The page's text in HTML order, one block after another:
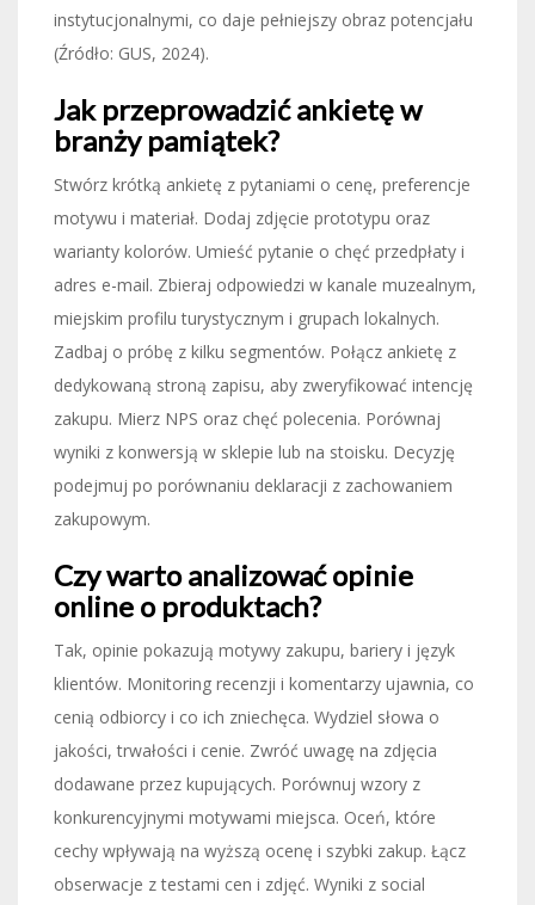
instytucjonalnymi, co daje pełniejszy obraz potencjału
(Źródło: GUS, 2024).
Jak przeprowadzić ankietę w
branży pamiątek?
Stwórz krótką ankietę z pytaniami o cenę, preferencje
motywu i materiał. Dodaj zdjęcie prototypu oraz
warianty kolorów. Umieść pytanie o chęć przedpłaty i
adres e-mail. Zbieraj odpowiedzi w kanale muzealnym,
miejskim profilu turystycznym i grupach lokalnych.
Zadbaj o próbę z kilku segmentów. Połącz ankietę z
dedykowaną stroną zapisu, aby zweryfikować intencję
zakupu. Mierz NPS oraz chęć polecenia. Porównaj
wyniki z konwersją w sklepie lub na stoisku. Decyzję
podejmuj po porównaniu deklaracji z zachowaniem
zakupowym.
Czy warto analizować opinie
online o produktach?
Tak, opinie pokazują motywy zakupu, bariery i język
klientów. Monitoring recenzji i komentarzy ujawnia, co
cenią odbiorcy i co ich zniechęca. Wydziel słowa o
jakości, trwałości i cenie. Zwróć uwagę na zdjęcia
dodawane przez kupujących. Porównuj wzory z
konkurencyjnymi motywami miejsca. Oceń, które
cechy wpływają na wyższą ocenę i szybki zakup. Łącz
obserwacje z testami cen i zdjęć. Wyniki z social